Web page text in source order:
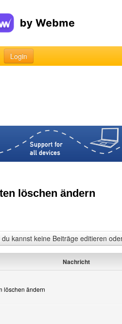
Login
löschen ändern
kannst keine Beiträge editieren
Nachricht
löschen ändern